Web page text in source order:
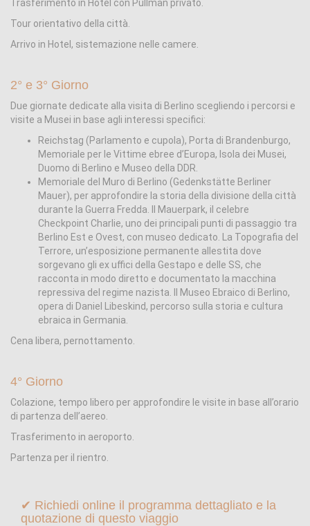
Trasferimento in Hotel con Pullman privato.
Tour orientativo della città.
Arrivo in Hotel, sistemazione nelle camere.
2° e 3° Giorno
Due giornate dedicate alla visita di Berlino scegliendo i percorsi e
visite a Musei in base agli interessi specifici:
Reichstag (Parlamento e cupola), Porta di Brandenburgo,
Memoriale per le Vittime ebree d’Europa, Isola dei Musei,
Duomo di Berlino e Museo della DDR.
Memoriale del Muro di Berlino (Gedenkstätte Berliner
Mauer), per approfondire la storia della divisione della città
durante la Guerra Fredda. Il Mauerpark, il celebre
Checkpoint Charlie, uno dei principali punti di passaggio tra
Berlino Est e Ovest, con museo dedicato. La Topografia del
Terrore, un’esposizione permanente allestita dove
sorgevano gli ex uffici della Gestapo e delle SS, che
racconta in modo diretto e documentato la macchina
repressiva del regime nazista. Il Museo Ebraico di Berlino,
opera di Daniel Libeskind, percorso sulla storia e cultura
ebraica in Germania.
Cena libera, pernottamento.
4° Giorno
Colazione, tempo libero per approfondire le visite in base all’orario
di partenza dell’aereo.
Trasferimento in aeroporto.
Partenza per il rientro.
✔ Richiedi online il programma dettagliato e la
quotazione di questo viaggio